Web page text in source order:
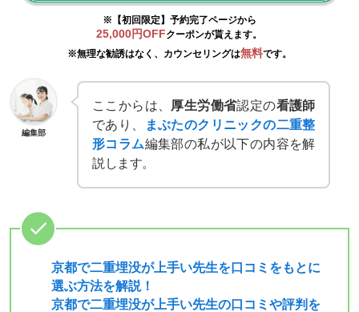
※【初回限定】予約完了ページから
25,000円OFFクーポンが貰えます。
※無理な勧誘はなく、カウンセリングは無料です。
編集部
ここからは、 厚生労働省認定の看護師
であり、
まぶたのクリニックの二重整
形コラム編集部の私が以下の内容を解
説します。
京都で二重埋没が上手い先生を口コミをもとに
選ぶ方法を解説！
京都で二重埋没が上手い先生の口コミや評判を